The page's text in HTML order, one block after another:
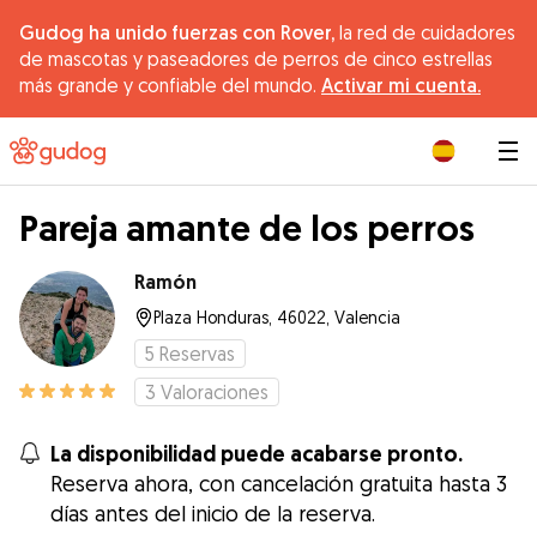
Gudog ha unido fuerzas con Rover, la red de cuidadores
de mascotas y paseadores de perros de cinco estrellas
más grande y confiable del mundo. Activar mi cuenta.
Pareja amante de los perros
Ramón
Plaza Honduras, 46022, Valencia
5 Reservas
3 Valoraciones
La disponibilidad puede acabarse pronto.
Reserva ahora, con cancelación gratuita hasta 3
días antes del inicio de la reserva.